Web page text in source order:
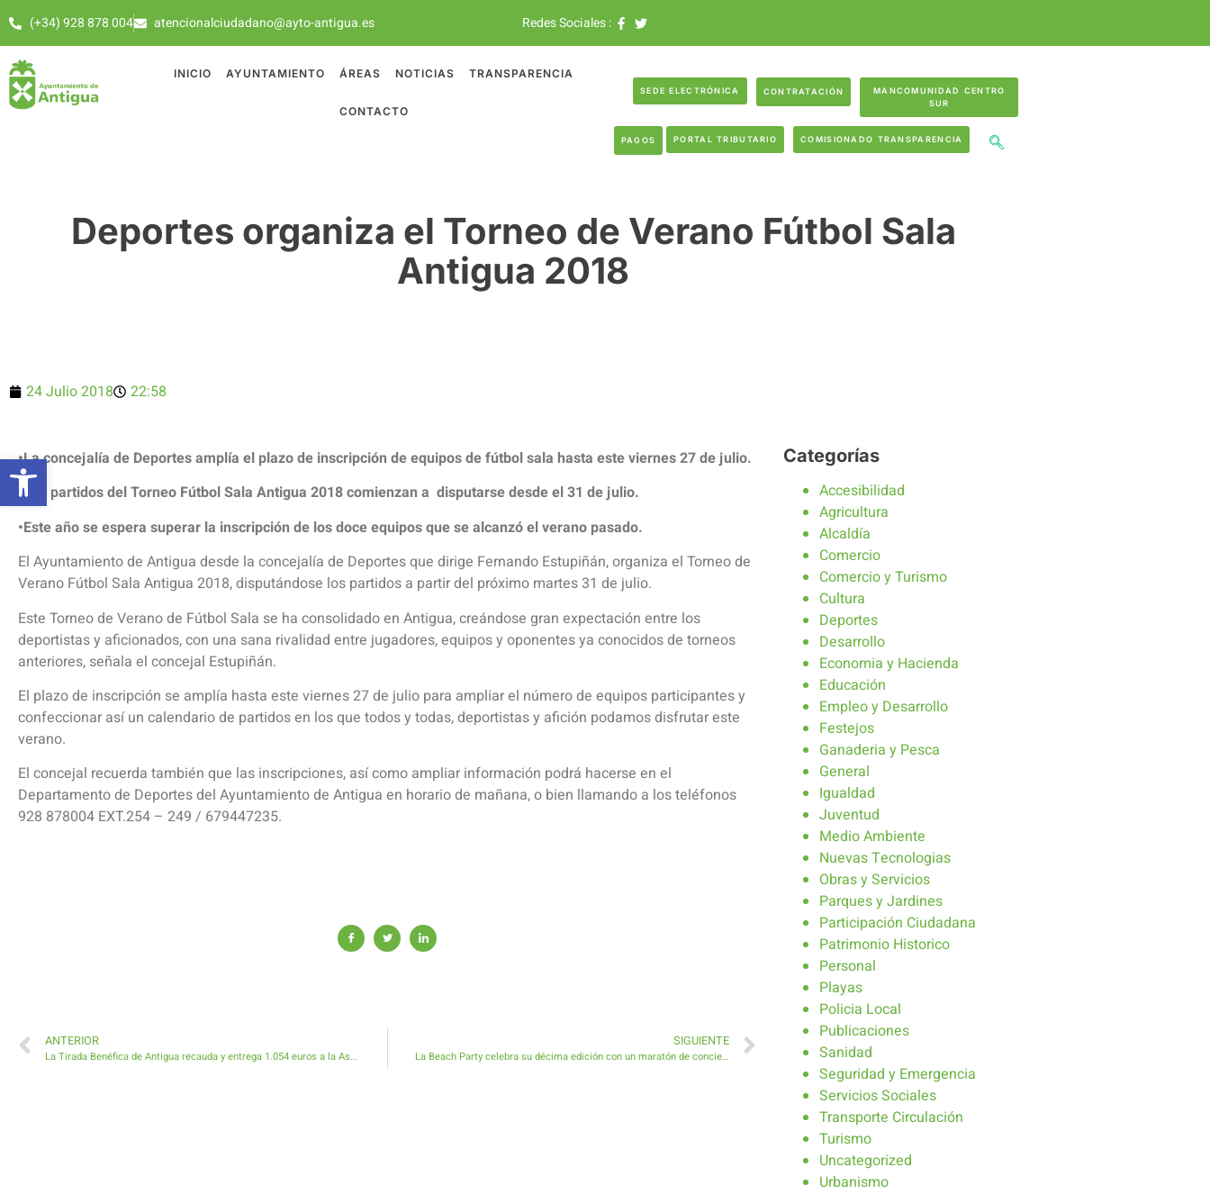
(+34) 928 878 004 atencionalciudadano@ayto-antigua.es Redes Sociales :
INICIO AYUNTAMIENTO ÁREAS NOTICIAS TRANSPARENCIA
CONTACTO
SEDE ELECTRÓNICA CONTRATACIÓN
MANCOMUNIDAD CENTRO
SUR
PAGOS PORTAL TRIBUTARIO COMISIONADO TRANSPARENCIA
Deportes organiza el Torneo de Verano Fútbol Sala
Antigua 2018
24 Julio 2018 22:58
•La concejalía de Deportes amplía el plazo de inscripción de equipos de fútbol sala hasta este viernes 27 de julio.
•Los partidos del Torneo Fútbol Sala Antigua 2018 comienzan a disputarse desde el 31 de julio.
•Este año se espera superar la inscripción de los doce equipos que se alcanzó el verano pasado.
El Ayuntamiento de Antigua desde la concejalía de Deportes que dirige Fernando Estupiñán, organiza el Torneo de
Verano Fútbol Sala Antigua 2018, disputándose los partidos a partir del próximo martes 31 de julio.
Este Torneo de Verano de Fútbol Sala se ha consolidado en Antigua, creándose gran expectación entre los
deportistas y aficionados, con una sana rivalidad entre jugadores, equipos y oponentes ya conocidos de torneos
anteriores, señala el concejal Estupiñán.
El plazo de inscripción se amplía hasta este viernes 27 de julio para ampliar el número de equipos participantes y
confeccionar así un calendario de partidos en los que todos y todas, deportistas y afición podamos disfrutar este
verano.
El concejal recuerda también que las inscripciones, así como ampliar información podrá hacerse en el
Departamento de Deportes del Ayuntamiento de Antigua en horario de mañana, o bien llamando a los teléfonos
928 878004 EXT.254 – 249 / 679447235.
ANTERIOR
La Tirada Benéfica de Antigua recauda y entrega 1.054 euros a la Asociación Fuerteventura Contra el Cáncer
SIGUIENTE
La Beach Party celebra su décima edición con un maratón de conciertos
Categorías
Accesibilidad
Agricultura
Alcaldía
Comercio
Comercio y Turismo
Cultura
Deportes
Desarrollo
Economia y Hacienda
Educación
Empleo y Desarrollo
Festejos
Ganaderia y Pesca
General
Igualdad
Juventud
Medio Ambiente
Nuevas Tecnologias
Obras y Servicios
Parques y Jardines
Participación Ciudadana
Patrimonio Historico
Personal
Playas
Policia Local
Publicaciones
Sanidad
Seguridad y Emergencia
Servicios Sociales
Transporte Circulación
Turismo
Uncategorized
Urbanismo
Abrir barra de herramientas